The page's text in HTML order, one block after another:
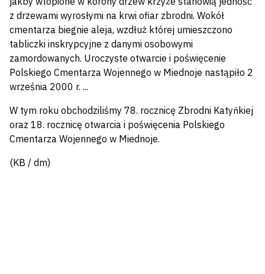
z drzewami wyrosłymi na krwi ofiar zbrodni. Wokół
cmentarza biegnie aleja, wzdłuż której umieszczono
tabliczki inskrypcyjne z danymi osobowymi
zamordowanych. Uroczyste otwarcie i poświęcenie
Polskiego Cmentarza Wojennego w Miednoje nastąpiło 2
września 2000 r. ...
W tym roku obchodziliśmy 78. rocznicę Zbrodni Katyńkiej
oraz 18. rocznicę otwarcia i poświęcenia Polskiego
Cmentarza Wojennego w Miednoje.
(KB / dm)